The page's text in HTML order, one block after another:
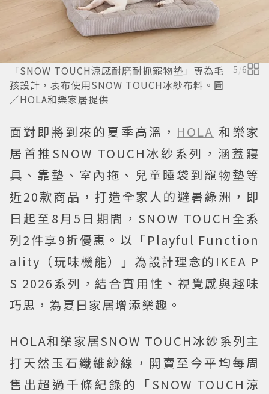
「SNOW TOUCH涼感耐磨耐抓寵物墊」專為毛
孩設計，表布使用SNOW TOUCH冰紗布料。圖
／HOLA和樂家居提供
5/6
面對即將到來的夏季高溫， HOLA 和樂家
居首推SNOW TOUCH冰紗系列，涵蓋寢
具、靠墊、室內拖、兒童睡袋到寵物墊等
近20款商品，打造全家人的避暑綠洲，即
日起至8月5日期間，SNOW TOUCH全系
列2件享9折優惠。以「Playful Function
ality（玩味機能）」為設計理念的IKEA P
S 2026系列，結合實用性、視覺感與趣味
巧思，為夏日家居增添樂趣。
HOLA和樂家居SNOW TOUCH冰紗系列主
打天然玉石纖維紗線，開賣至今平均每周
售出超過千條紀錄的「SNOW TOUCH涼